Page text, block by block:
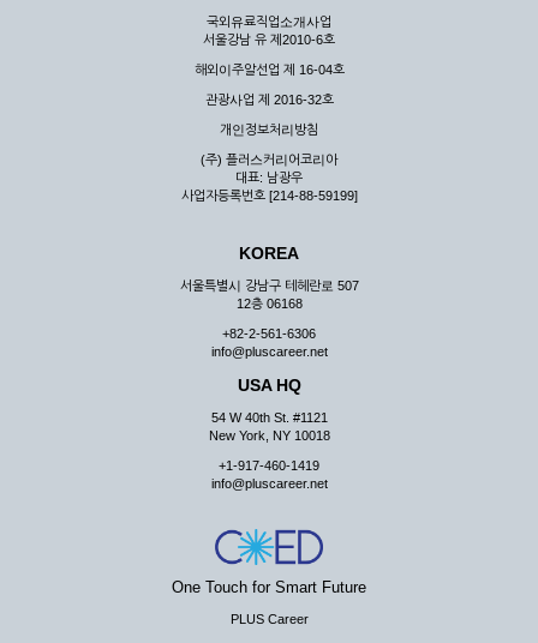
게 누설, 배포하여서는 안됩니다. 다만, 관계법령에 의하여 국가
기관 등의 합법적인 요구가 있는 경우에는 해당 되지 않습니다.
③ 회사는 이용자로부터 제기되는 의견이나 불만이 정당하다고
인정할 경우에는 즉시 처리하여야 하며, 즉시 처리가 곤란한 경
우 그 처리를 위해 노력해야 합니다.
제7조 (회원의 의무)
① 회원은 ID와 비밀 번호에 관한 모든 관리의 책임이 있으며
② 회원은 이용신청서의 기재내용 중 변경된 내용이 있는 경우
서비스를 통하여 그 내용을 회사에 통지하여야 합니다.
③ 다른 회원의 ID와 비밀번호를 부당하게 사용하는 행위를
④ 회원은 회사의 서비스에서 타 사이트의 홍보행위를 하지 않
아야 하며 공공질서나 미풍약속에 위배되는 내용 혹은 저작권을
리 행위도 할 수 없습니다.
사가 통지하는 사항을 준수하여야 하며, 기타 회사의 업무에 방
해되는 행위를 하여서는 아니 됩니다.
제8조 (회원의 관리)
① 회원은 언제든 이 약관에 대한 동의를 철회할 수 있습니다.
국외유료직업소개사업
서울강남 유 제2010-6호
해외이주알선업 제 16-04호
관광사업 제 2016-32호
개인정보처리방침
(주) 플러스커리어코리아
대표: 남광우
사업자등록번호 [214-88-59199]
KOREA
서울특별시 강남구 테헤란로 507
12층 06168
+82-2-561-6306
info@pluscareer.net
USA HQ
54 W 40th St. #1121
New York, NY 10018
+1-917-460-1419
info@pluscareer.net
One Touch for Smart Future
PLUS Career